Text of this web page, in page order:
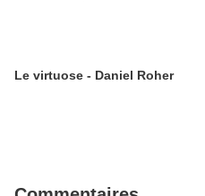
Le virtuose - Daniel Roher